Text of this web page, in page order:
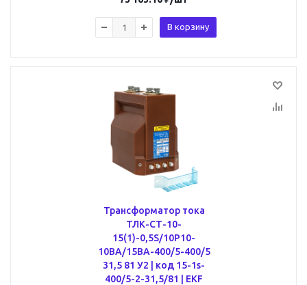
В корзину
Трансформатор тока
ТЛК-СТ-10-
15(1)-0,5S/10Р10-
10ВА/15ВА-400/5-400/5
31,5 81 У2 | код 15-1s-
400/5-2-31,5/81 | EKF